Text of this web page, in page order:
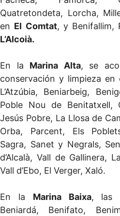
Quatretondeta, Lorcha,
en El Comtat, y Benifallim,
L’Alcoià.
En la Marina Alta, se
conservación y limpieza en
L’Atzúbia, Beniarbeig,
Poble Nou de Benitatxell,
Jesús Pobre, La Llosa de
Orba, Parcent, Els
Sagra, Sanet y Negrals,
d’Alcalà, Vall de Gallinera,
Vall d’Ebo, El Verger, Xaló.
En la Marina Baixa, las
Beniardá, Benifato,